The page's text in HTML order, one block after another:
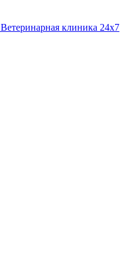
Ветеринарная клиника 24х7